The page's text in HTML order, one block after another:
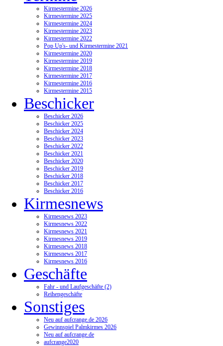
Kirmestermine 2026
Kirmestermine 2025
Kirmestermine 2024
Kirmestermine 2023
Kirmestermine 2022
Pop Up's- und Kirmestermine 2021
Kirmestermine 2020
Kirmestermine 2019
Kirmestermine 2018
Kirmestermine 2017
Kirmestermine 2016
Kirmestermine 2015
Beschicker
Beschicker 2026
Beschicker 2025
Beschicker 2024
Beschicker 2023
Beschicker 2022
Beschicker 2021
Beschicker 2020
Beschicker 2019
Beschicker 2018
Beschicker 2017
Beschicker 2016
Kirmesnews
Kirmesnews 2023
Kirmesnews 2022
Kirmesnews 2021
Kirmesnews 2019
Kirmesnews 2018
Kirmesnews 2017
Kirmesnews 2016
Geschäfte
Fahr - und Laufgeschäfte (2)
Reihengeschäfte
Sonstiges
Neu auf aufcrange.de 2026
Gewinnspiel Palmkirmes 2026
Neu auf aufcrange.de
aufcrange2020